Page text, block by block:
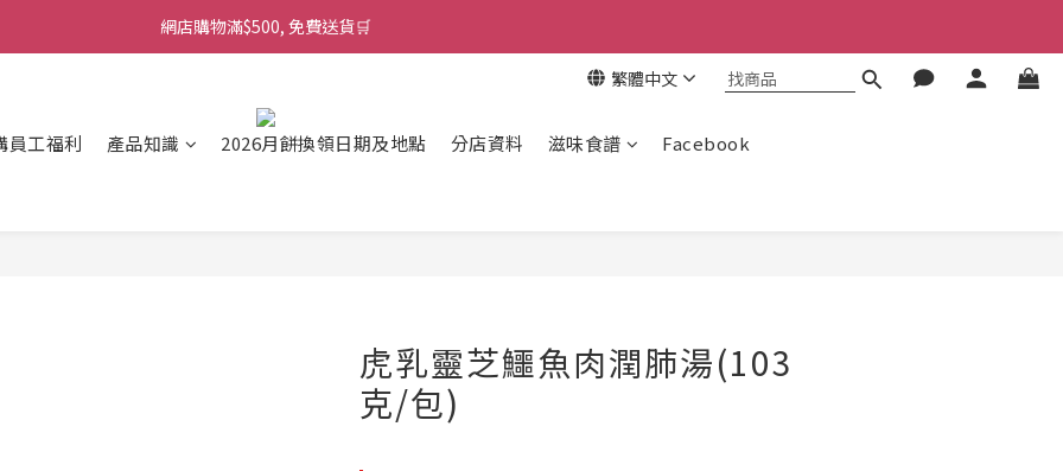
網店購物滿$500, 免費送貨🛒
繁體中文
員工福利 產品知識 2026月餅換領日期及地點 分店資料 滋味食譜 Facebook
虎乳靈芝鱷魚肉潤肺湯(103
克/包)